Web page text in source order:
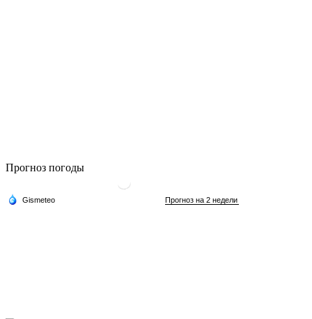
Прогноз погоды